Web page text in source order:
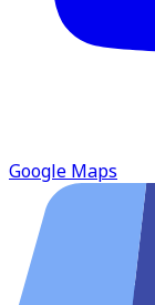
Google Maps